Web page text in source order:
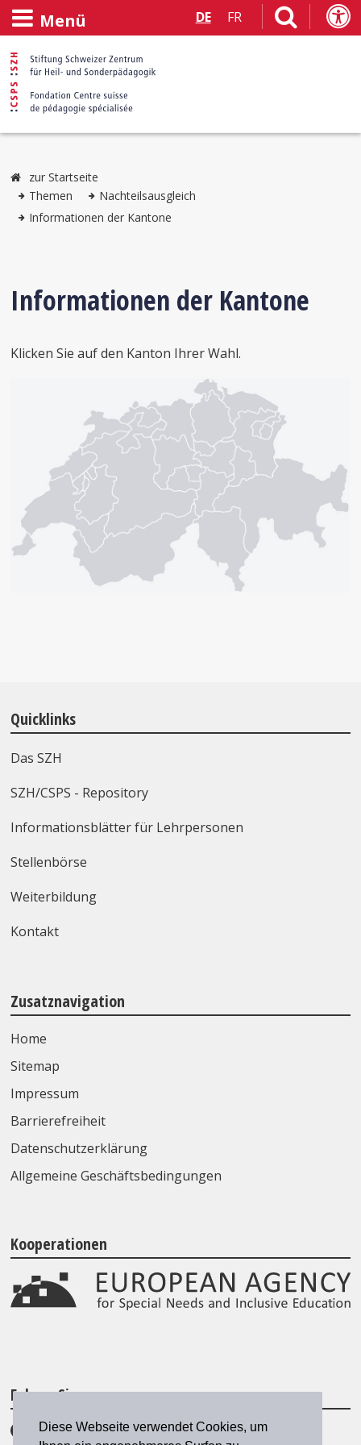
Diese Webseite verwendet Cookies, um
Menü DE FR
zur Startseite
Themen
Nachteilsausgleich
Informationen der Kantone
Informationen der Kantone
Klicken Sie auf den Kanton Ihrer Wahl.
Quicklinks
Das SZH
SZH/CSPS - Repository
Informationsblätter für Lehrpersonen
Stellenbörse
Weiterbildung
Kontakt
Zusatznavigation
Home
Sitemap
Impressum
Barrierefreiheit
Datenschutzerklärung
Allgemeine Geschäftsbedingungen
Kooperationen
Folgen Sie uns